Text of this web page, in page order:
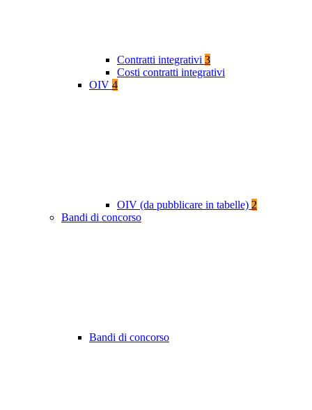
Contratti integrativi 3
Costi contratti integrativi
OIV 4
OIV (da pubblicare in tabelle) 2
Bandi di concorso
Bandi di concorso